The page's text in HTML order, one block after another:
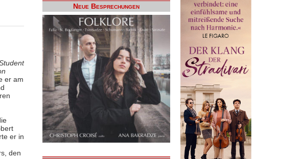
er am
er in
den
Neue Besprechungen